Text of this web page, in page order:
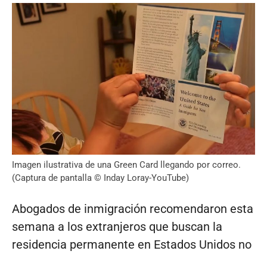
Imagen ilustrativa de una Green Card llegando por correo.
(Captura de pantalla © Inday Loray-YouTube)
Abogados de inmigración recomendaron esta
semana a los extranjeros que buscan la
residencia permanente en Estados Unidos no